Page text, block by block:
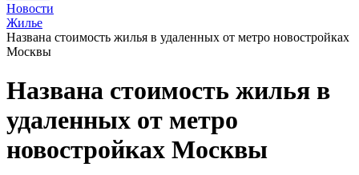
Новости
Жилье
Названа стоимость жилья в удаленных от метро новостройках
Москвы
Названа стоимость жилья в
удаленных от метро
новостройках Москвы